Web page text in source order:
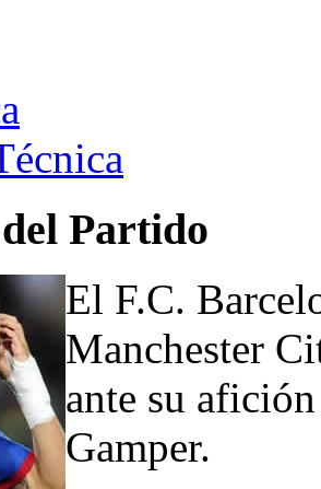
Partido
El F.C.
Manchester
ante su
Gamper.